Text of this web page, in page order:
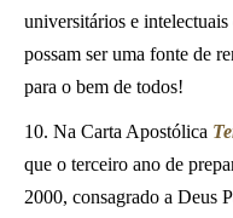
universitários e
possam ser uma fonte de
para o bem de todos!
10. Na Carta Apostólica
que o terceiro ano de
2000, consagrado a Deus